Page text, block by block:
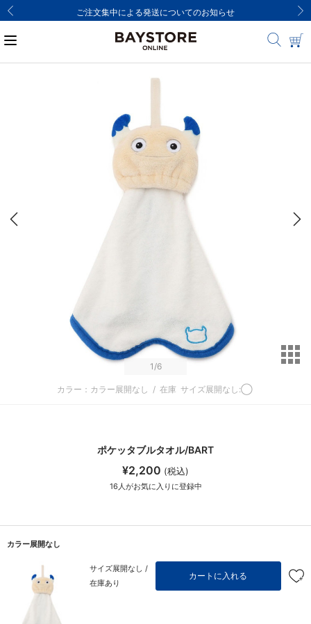
ご注文集中による発送についてのお知らせ
1/6
カラー：カラー展開なし / 在庫 サイズ展開なし:◯
ポケッタブルタオル/BART
¥2,200 (税込)
16 人がお気に入りに登録中
カラー展開なし
サイズ展開なし /
在庫あり
カートに入れる